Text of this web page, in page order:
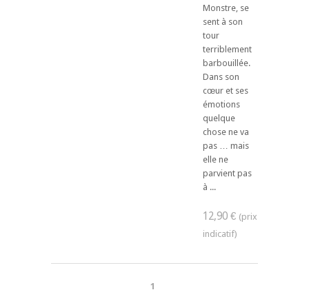
Monstre, se
sent à son
tour
terriblement
barbouillée.
Dans son
cœur et ses
émotions
quelque
chose ne va
pas … mais
elle ne
parvient pas
à ...
12,90 €
1